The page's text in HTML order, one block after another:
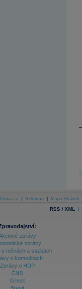
Reklama Mapa Stránek
RSS / XML |
zprávy
zprávy
o měnách a sazbách
o komoditách
Zprávy o HDP
ČNB
Grexit